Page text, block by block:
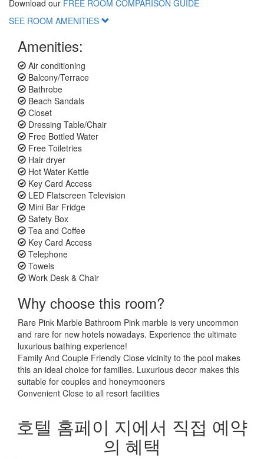
Download our FREE ROOM COMPARISON GUIDE
SEE ROOM AMENITiES
Amenities:
Air conditioning
Balcony/Terrace
Bathrobe
Beach Sandals
Closet
Dressing Table/Chair
Free Bottled Water
Free Toiletries
Hair dryer
Hot Water Kettle
Key Card Access
LED Flatscreen Television
Mini Bar Fridge
Safety Box
Tea and Coffee
Key Card Access
Telephone
Towels
Work Desk & Chair
Why choose this room?
Rare Pink Marble Bathroom Pink marble is very uncommon
and rare for new hotels nowadays. Experience the ultimate
luxurious bathing experience!
Family And Couple Friendly Close vicinity to the pool makes
this an ideal choice for families. Luxurious decor makes this
suitable for couples and honeymooners
Convenient Close to all resort facilities
호텔 홈페이 지에서 직접 예약
의 혜택